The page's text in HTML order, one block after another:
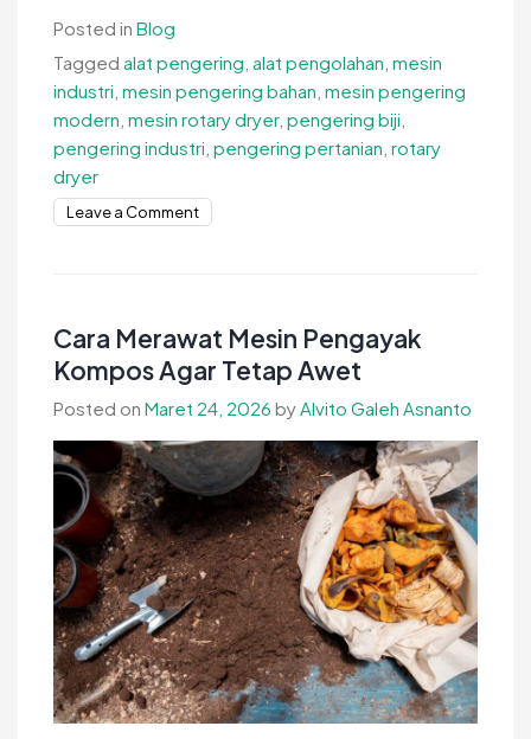
Posted in Blog
Tagged alat pengering alat pengolahan mesin
industri mesin pengering bahan mesin pengering
modern mesin rotary dryer, pengering biji
pengering industri pengering pertanian rotary
dryer
Leave a Commenton
Dryer
Berkualitas
Cara Merawat Mesin Pengayak
Kompos Agar Tetap Awet
Posted on Maret 24, 2026 byAlvito Galeh Asnanto